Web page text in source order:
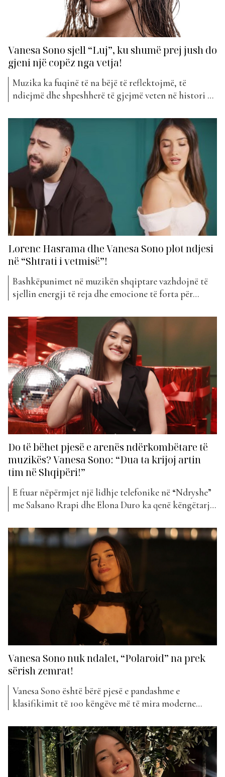
Vanesa Sono sjell “Luj”, ku shumë prej jush do
gjeni një copëz nga vetja!
Muzika ka fuqinë të na bëjë të reflektojmë, të
ndiejmë dhe shpeshherë të gjejmë veten në histori që
sjell Vanesa Sono me projektin e saj më të ri
muzikor, “Luj”. “Luj” vjen si një rrëfim i sinqertë për
emocionet, përballjet e...
Lorenc Hasrama dhe Vanesa Sono plot ndjesi
në “Shtrati i vetmisë”!
Bashkëpunimet në muzikën shqiptare vazhdojnë të
sjellin energji të reja dhe emocione të forta për
Vanesa Sono kanë bashkuar forcat për të publikuar
projektin e tyre më të ri, të titulluar “Shtrati i
Vetmisë”. Kënga vjen si një baladë moderne, e
ngarkuar...
Do të bëhet pjesë e arenës ndërkombëtare të
muzikës? Vanesa Sono: “Dua ta krijoj artin
tim në Shqipëri!”
E ftuar nëpërmjet një lidhje telefonike në “Ndryshe”
me Salsano Rrapi dhe Elona Duro ka qenë këngëtarja
në Londër, vazhdon studimet e larta në muzikë në
shkollën “ICMP”. Vanesa ka qenë përfaqësuess e
Shqipërisë në IFLC USA në moshën 15 vjeçare,...
Vanesa Sono nuk ndalet, “Polaroid” na prek
sërish zemrat!
Vanesa Sono është bërë pjesë e pandashme e
klasifikimit të 100 këngëve më të mira moderne
listë me projektin e saj më të ri muzikor. “Polaroid”
mban titullin kënga e fundit nga Vanesa, e cila e ka
renditur atë në...